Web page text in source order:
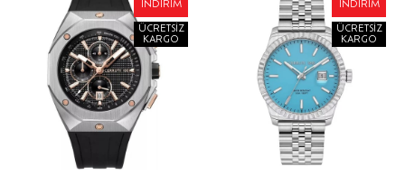
İNDIRIM
ÜCRETSIZ
KARGO
İNDIRIM
ÜCRETSIZ
KARGO